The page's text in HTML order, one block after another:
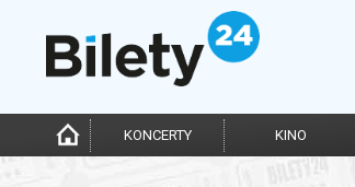
KONCERTY KINO